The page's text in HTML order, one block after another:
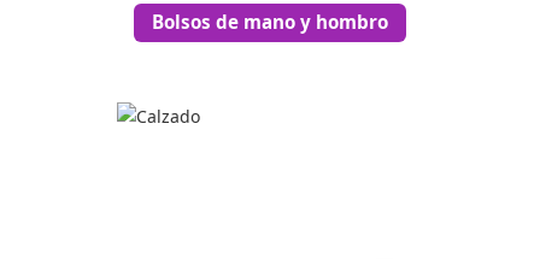
Bolsos de mano y hombro